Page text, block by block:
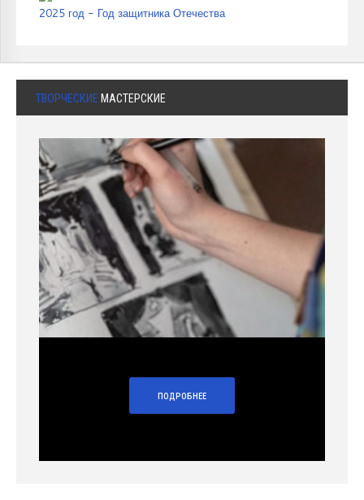
2025 год - Год защитника Отечества
ТВОРЧЕСКИЕ МАСТЕРСКИЕ
ПОДРОБНЕЕ